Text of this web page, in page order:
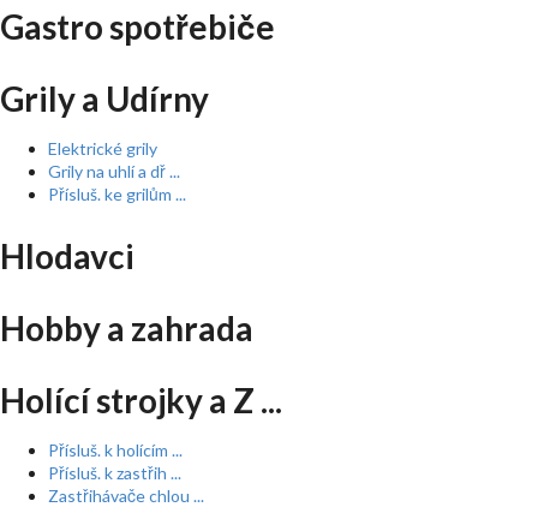
Gastro spotřebiče
Grily a Udírny
Elektrické grily
Grily na uhlí a dř ...
Přísluš. ke grilům ...
Hlodavci
Hobby a zahrada
Holící strojky a Z ...
Přísluš. k holícím ...
Přísluš. k zastřih ...
Zastřihávače chlou ...